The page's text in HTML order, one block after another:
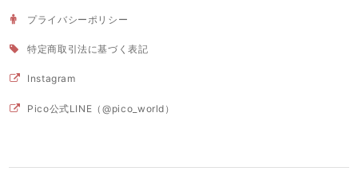
プライバシーポリシー
特定商取引法に基づく表記
Instagram
Pico公式LINE（@pico_world）